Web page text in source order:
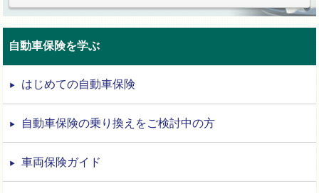
自動車保険を学ぶ
はじめての自動車保険
自動車保険の乗り換えをご検討中の方
車両保険ガイド